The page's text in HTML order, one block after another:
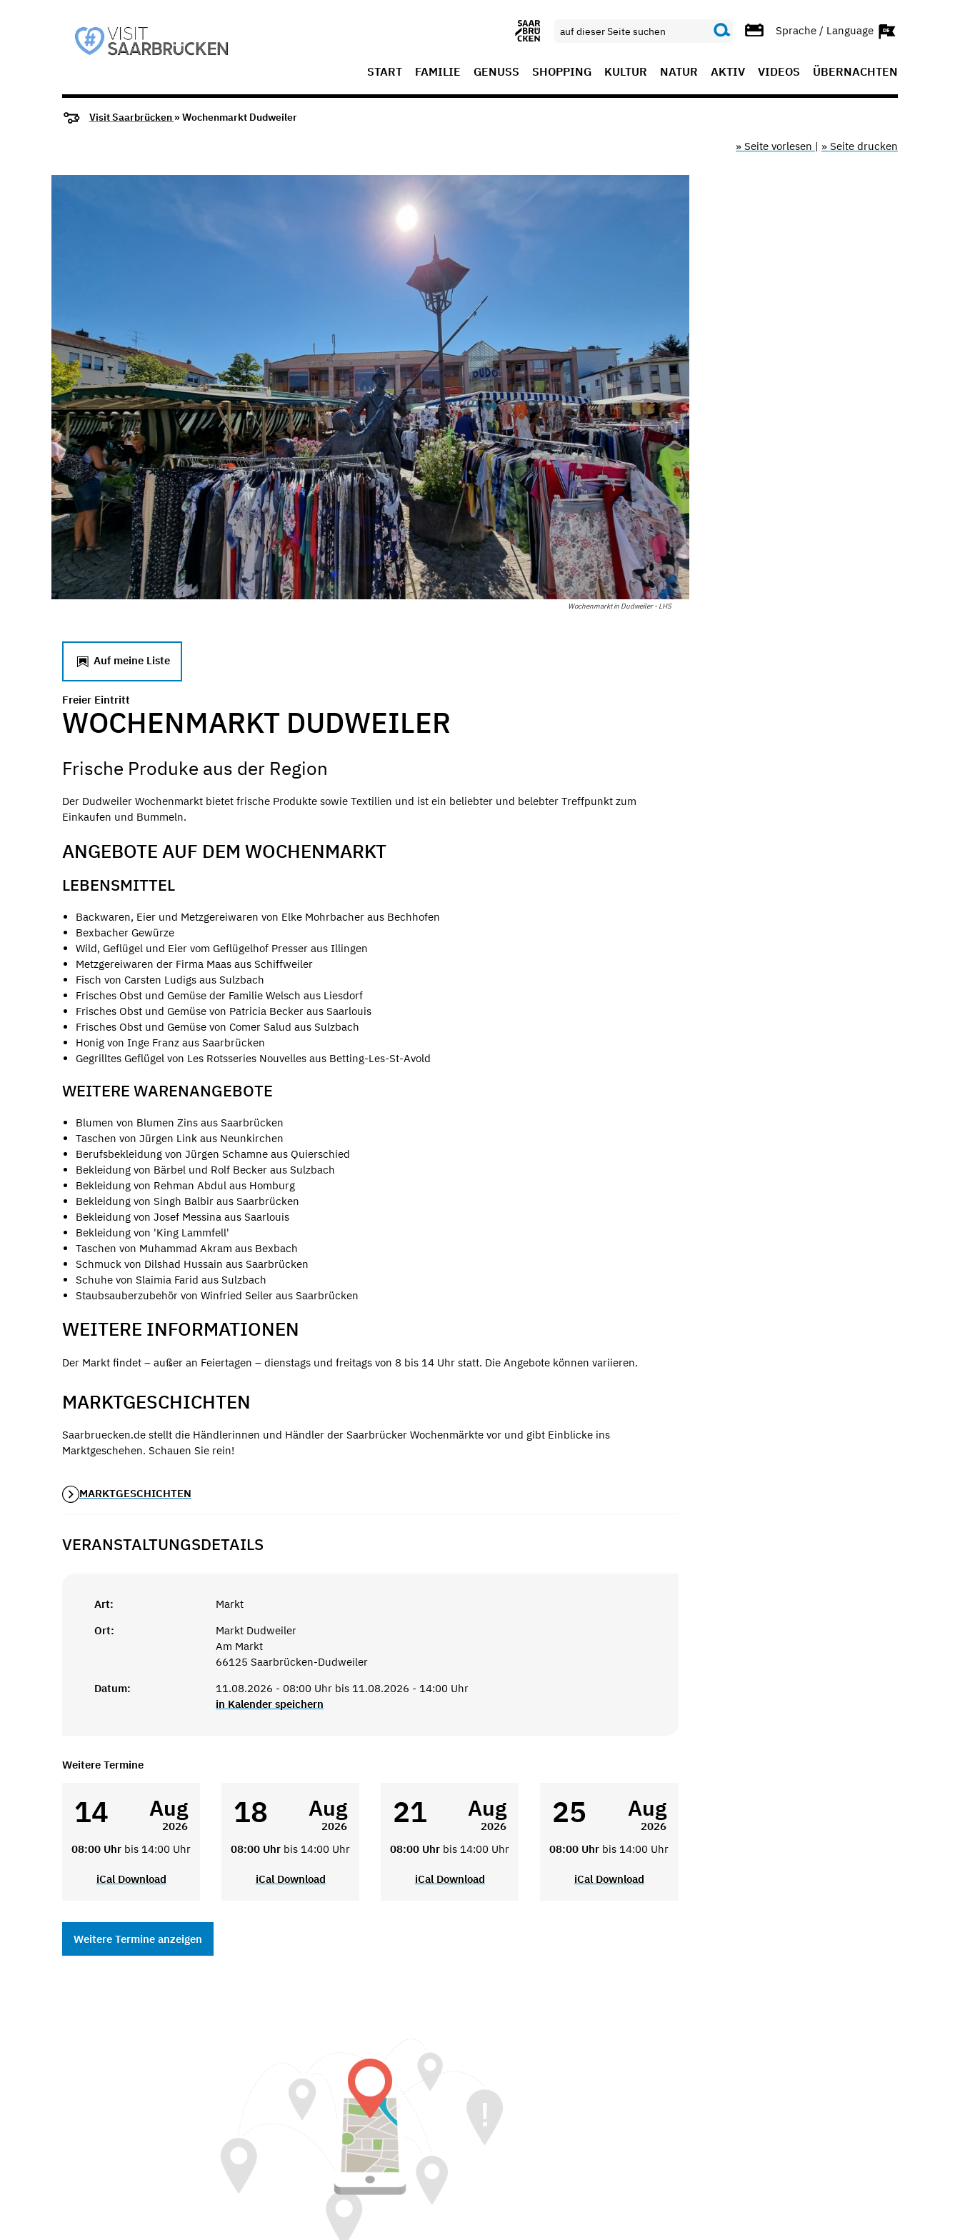
Sprache / Language
START FAMILIE GENUSS SHOPPING KULTUR NATUR AKTIV VIDEOS ÜBERNACHTEN
Visit Saarbrücken » Wochenmarkt Dudweiler
» Seite vorlesen | » Seite drucken
Wochenmarkt in Dudweiler - LHS
Auf meine Liste
Freier Eintritt
WOCHENMARKT DUDWEILER
Frische Produke aus der Region
Der Dudweiler Wochenmarkt bietet frische Produkte sowie Textilien und ist ein beliebter und belebter Treffpunkt zum
Einkaufen und Bummeln.
ANGEBOTE AUF DEM WOCHENMARKT
LEBENSMITTEL
Backwaren, Eier und Metzgereiwaren von Elke Mohrbacher aus Bechhofen
Bexbacher Gewürze
Wild, Geflügel und Eier vom Geflügelhof Presser aus Illingen
Metzgereiwaren der Firma Maas aus Schiffweiler
Fisch von Carsten Ludigs aus Sulzbach
Frisches Obst und Gemüse der Familie Welsch aus Liesdorf
Frisches Obst und Gemüse von Patricia Becker aus Saarlouis
Frisches Obst und Gemüse von Comer Salud aus Sulzbach
Honig von Inge Franz aus Saarbrücken
Gegrilltes Geflügel von Les Rotsseries Nouvelles aus Betting-Les-St-Avold
WEITERE WARENANGEBOTE
Blumen von Blumen Zins aus Saarbrücken
Taschen von Jürgen Link aus Neunkirchen
Berufsbekleidung von Jürgen Schamne aus Quierschied
Bekleidung von Bärbel und Rolf Becker aus Sulzbach
Bekleidung von Rehman Abdul aus Homburg
Bekleidung von Singh Balbir aus Saarbrücken
Bekleidung von Josef Messina aus Saarlouis
Bekleidung von 'King Lammfell'
Taschen von Muhammad Akram aus Bexbach
Schmuck von Dilshad Hussain aus Saarbrücken
Schuhe von Slaimia Farid aus Sulzbach
Staubsauberzubehör von Winfried Seiler aus Saarbrücken
WEITERE INFORMATIONEN
Der Markt findet – außer an Feiertagen – dienstags und freitags von 8 bis 14 Uhr statt. Die Angebote können variieren.
MARKTGESCHICHTEN
Saarbruecken.de stellt die Händlerinnen und Händler der Saarbrücker Wochenmärkte vor und gibt Einblicke ins
Marktgeschehen. Schauen Sie rein!
MARKTGESCHICHTEN
VERANSTALTUNGSDETAILS
Art:
Markt
Ort:
Markt Dudweiler
Am Markt
66125 Saarbrücken-Dudweiler
Datum:
11.08.2026 - 08:00 Uhr bis 11.08.2026 - 14:00 Uhr
in Kalender speichern
Weitere Termine
14 Aug
2026
08:00 Uhr bis 14:00 Uhr
iCal Download
18 Aug
2026
08:00 Uhr bis 14:00 Uhr
iCal Download
21 Aug
2026
08:00 Uhr bis 14:00 Uhr
iCal Download
25 Aug
2026
08:00 Uhr bis 14:00 Uhr
iCal Download
Weitere Termine anzeigen